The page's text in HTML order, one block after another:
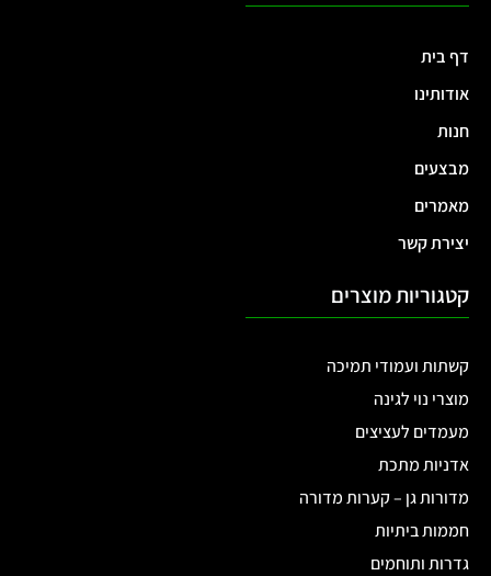
דף בית
אודותינו
חנות
מבצעים
מאמרים
יצירת קשר
קטגוריות מוצרים
קשתות ועמודי תמיכה
מוצרי נוי לגינה
מעמדים לעציצים
אדניות מתכת
מדורות גן – קערות מדורה
חממות ביתיות
גדרות ותוחמים